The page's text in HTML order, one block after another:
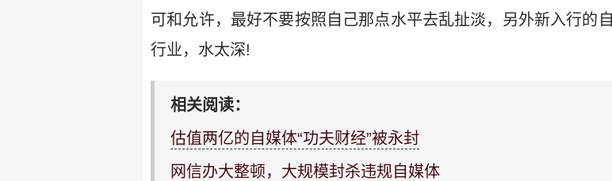
可和允许，最好不要按照自己那点水平去乱扯淡，另外新入行的
行业，水太深!
相关阅读：
估值两亿的自媒体“功夫财经”被永封
网信办大整顿，大规模封杀违规自媒体